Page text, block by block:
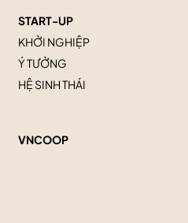
START-UP
KHỞI NGHIỆP
Ý TƯỞNG
HỆ SINH THÁI
VNCOOP